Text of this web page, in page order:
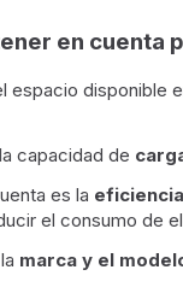
en cuenta
espacio disponible
capacidad de
es la
el consumo de
marca y el